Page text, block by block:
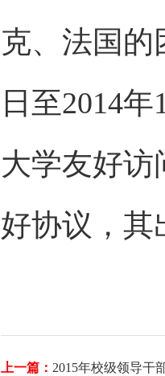
克、法国的
日至2014
大学友好访
好协议，其
上一篇： 2015年校级领导干